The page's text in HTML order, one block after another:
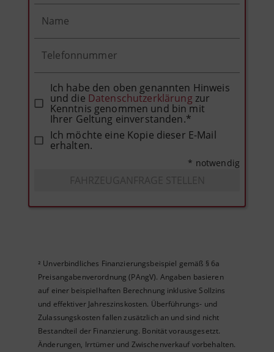
Name
Telefonnummer
Ich habe den oben genannten Hinweis
und die Datenschutzerklärung zur
Kenntnis genommen und bin mit
Ihrer Geltung einverstanden.*
Ich möchte eine Kopie dieser E-Mail
erhalten.
* notwendig
FAHRZEUGANFRAGE STELLEN
² Unverbindliches Finanzierungsbeispiel gemäß § 6a
Preisangabenverordnung (PAngV). Angaben basieren
auf einer beispielhaften Berechnung inklusive Sollzins
und effektiver Jahreszinskosten. Überführungs- und
Zulassungskosten fallen zusätzlich an und sind nicht
Bestandteil der Finanzierung. Bonität vorausgesetzt.
Änderungen, Irrtümer und Zwischenverkauf vorbehalten.